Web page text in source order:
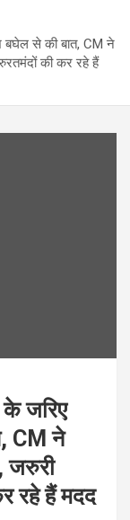
बघेल से की बात, CM ने
की कर रहे हैं
के जरिए
CM ने
जरुरी
रहे हैं मदद